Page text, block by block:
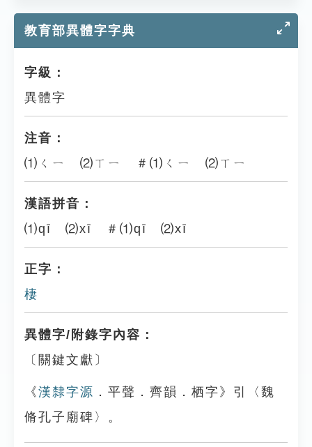
教育部異體字字典
字級：
異體字
注音：
⑴ㄑㄧ ⑵ㄒㄧ ＃⑴ㄑㄧ ⑵ㄒㄧ
漢語拼音：
⑴qī ⑵xī ＃⑴qī ⑵xī
正字：
棲
異體字/附錄字內容：
〔關鍵文獻〕
《漢隸字源 ．平聲．齊韻．栖字》引〈魏
脩孔子廟碑〉。